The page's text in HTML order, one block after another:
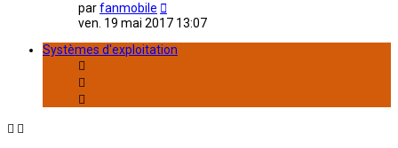
parfanmobile
le
message
ven. 19 mai 2017 13:07
Systèmes d'exploitation